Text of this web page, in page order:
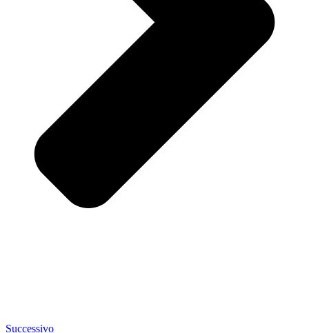
Successivo